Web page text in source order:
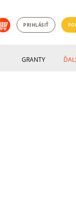
PRIHLÁSIŤ
GRANTY